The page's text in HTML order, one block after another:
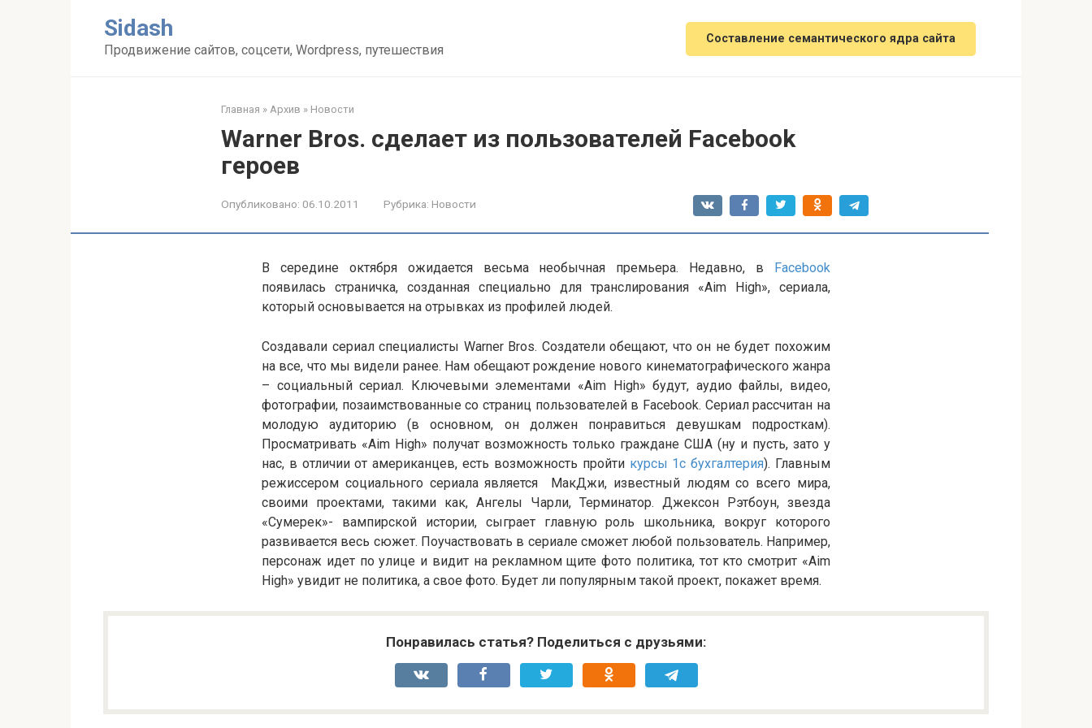
Sidash
Продвижение сайтов, соцсети, Wordpress, путешествия
Составление семантического ядра сайта
Главная » Архив » Новости
Warner Bros. сделает из пользователей Facebook
героев
Опубликовано: 06.10.2011 Рубрика: Новости
В середине октября ожидается весьма необычная премьера. Недавно, в Facebook
появилась страничка, созданная специально для транслирования «Aim High», сериала,
который основывается на отрывках из профилей людей.
Создавали сериал специалисты Warner Bros. Создатели обещают, что он не будет похожим
на все, что мы видели ранее. Нам обещают рождение нового кинематографического жанра
– социальный сериал. Ключевыми элементами «Aim High» будут, аудио файлы, видео,
фотографии, позаимствованные со страниц пользователей в Facebook. Сериал рассчитан на
молодую аудиторию (в основном, он должен понравиться девушкам подросткам).
Просматривать «Aim High» получат возможность только граждане США (ну и пусть, зато у
нас, в отличии от американцев, есть возможность пройти курсы 1с бухгалтерия). Главным
режиссером социального сериала является МакДжи, известный людям со всего мира,
своими проектами, такими как, Ангелы Чарли, Терминатор. Джексон Рэтбоун, звезда
«Сумерек»- вампирской истории, сыграет главную роль школьника, вокруг которого
развивается весь сюжет. Поучаствовать в сериале сможет любой пользователь. Например,
персонаж идет по улице и видит на рекламном щите фото политика, тот кто смотрит «Aim
High» увидит не политика, а свое фото. Будет ли популярным такой проект, покажет время.
Понравилась статья? Поделиться с друзьями: